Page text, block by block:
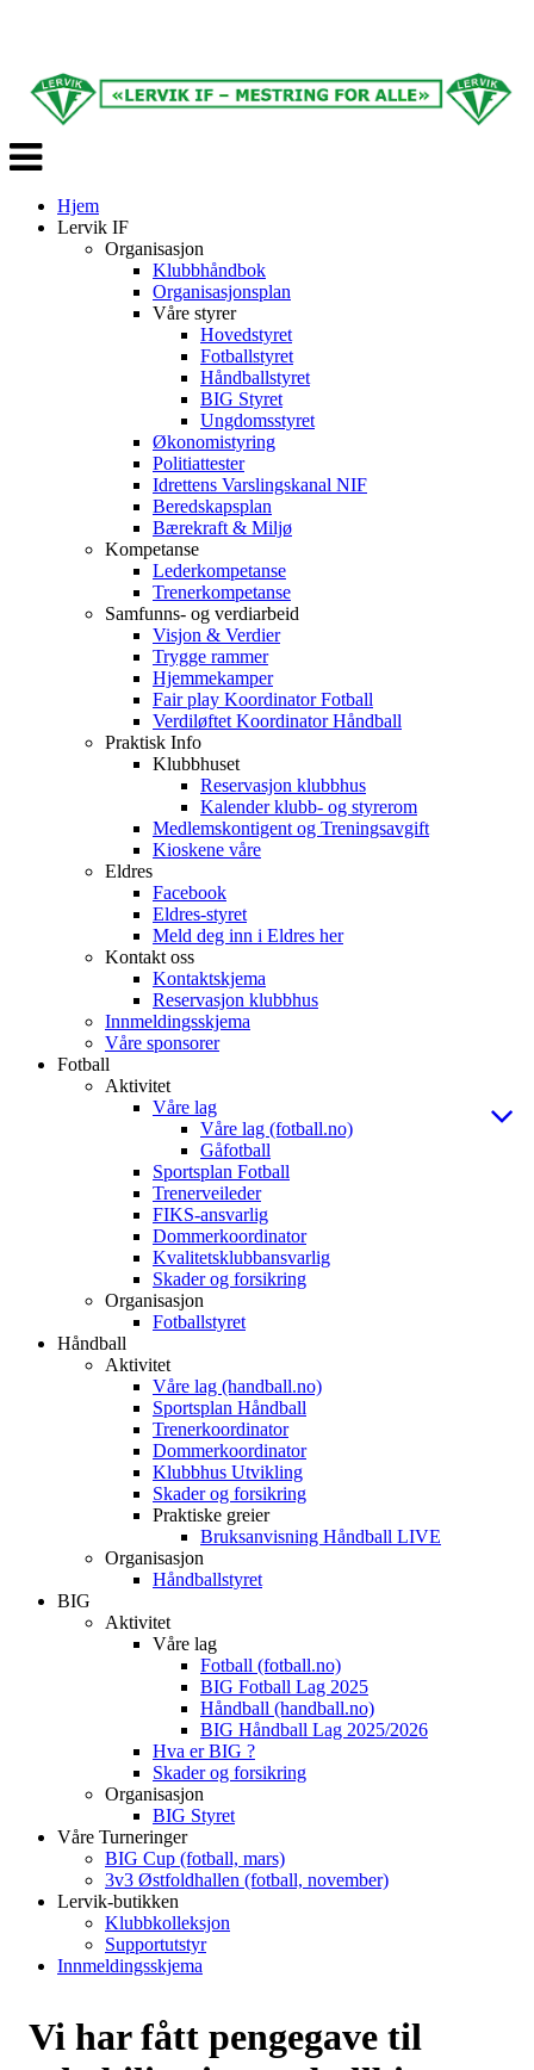
Veksle
navigasjon
Hjem
Lervik IF
Organisasjon
Klubbhåndbok
Organisasjonsplan
Våre styrer
Hovedstyret
Fotballstyret
Håndballstyret
BIG Styret
Ungdomsstyret
Økonomistyring
Politiattester
Idrettens Varslingskanal NIF
Beredskapsplan
Bærekraft & Miljø
Kompetanse
Lederkompetanse
Trenerkompetanse
Samfunns- og verdiarbeid
Visjon & Verdier
Trygge rammer
Hjemmekamper
Fair play Koordinator Fotball
Verdiløftet Koordinator Håndball
Praktisk Info
Klubbhuset
Reservasjon klubbhus
Kalender klubb- og styrerom
Medlemskontigent og Treningsavgift
Kioskene våre
Eldres
Facebook
Eldres-styret
Meld deg inn i Eldres her
Kontakt oss
Kontaktskjema
Reservasjon klubbhus
Innmeldingsskjema
Våre sponsorer
Fotball
Aktivitet
Våre lag
Våre lag (fotball.no)
Gåfotball
Sportsplan Fotball
Trenerveileder
FIKS-ansvarlig
Dommerkoordinator
Kvalitetsklubbansvarlig
Skader og forsikring
Organisasjon
Fotballstyret
Håndball
Aktivitet
Våre lag (handball.no)
Sportsplan Håndball
Trenerkoordinator
Dommerkoordinator
Klubbhus Utvikling
Skader og forsikring
Praktiske greier
Bruksanvisning Håndball LIVE
Organisasjon
Håndballstyret
BIG
Aktivitet
Våre lag
Fotball (fotball.no)
BIG Fotball Lag 2025
Håndball (handball.no)
BIG Håndball Lag 2025/2026
Hva er BIG ?
Skader og forsikring
Organisasjon
BIG Styret
Våre Turneringer
BIG Cup (fotball, mars)
3v3 Østfoldhallen (fotball, november)
Lervik-butikken
Klubbkolleksjon
Supportutstyr
Innmeldingsskjema
Vi har fått pengegave til